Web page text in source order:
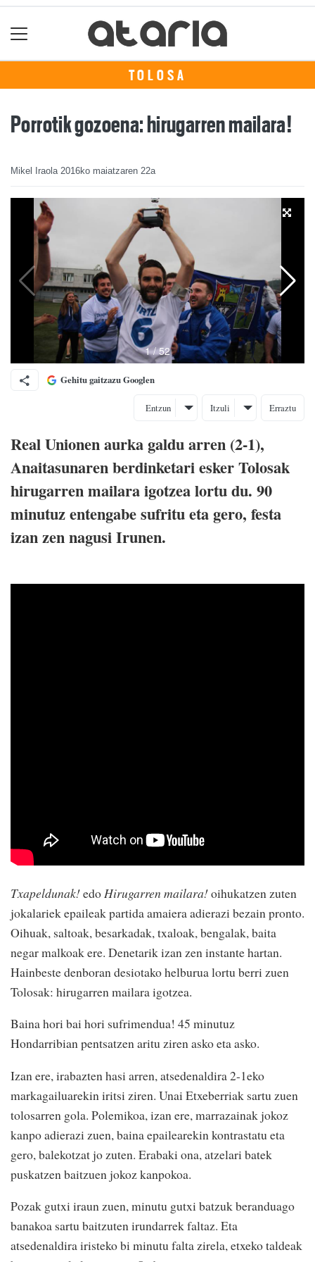
TOLOSA
Porrotik gozoena: hirugarren mailara!
Mikel Iraola 2016ko maiatzaren 22a
Gehitu gaitzazu Googlen
Entzun Itzuli Erraztu
Real Unionen aurka galdu arren (2-1),
Anaitasunaren berdinketari esker Tolosak
hirugarren mailara igotzea lortu du. 90
minutuz entengabe sufritu eta gero, festa
izan zen nagusi Irunen.
Txapeldunak!edo Hirugarren mailara!oihukatzen zuten
jokalariek epaileak partida amaiera adierazi bezain pronto.
Oihuak, saltoak, besarkadak, txaloak, bengalak, baita
negar malkoak ere. Denetarik izan zen instante hartan.
Hainbeste denboran desiotako helburua lortu berri zuen
Tolosak: hirugarren mailara igotzea.
Baina hori bai hori sufrimendua! 45 minutuz
Hondarribian pentsatzen aritu ziren asko eta asko.
Izan ere, irabazten hasi arren, atsedenaldira 2-1eko
markagailuarekin iritsi ziren. Unai Etxeberriak sartu zuen
tolosarren gola. Polemikoa, izan ere, marrazainak jokoz
kanpo adierazi zuen, baina epailearekin kontrastatu eta
gero, balekotzat jo zuten. Erabaki ona, atzelari batek
puskatzen baitzuen jokoz kanpokoa.
Pozak gutxi iraun zuen, minutu gutxi batzuk beranduago
banakoa sartu baitzuten irundarrek faltaz. Eta
atsedenaldira iristeko bi minutu falta zirela, etxeko taldeak